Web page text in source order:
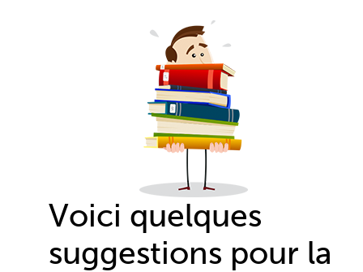
Voici quelques
suggestions pour la